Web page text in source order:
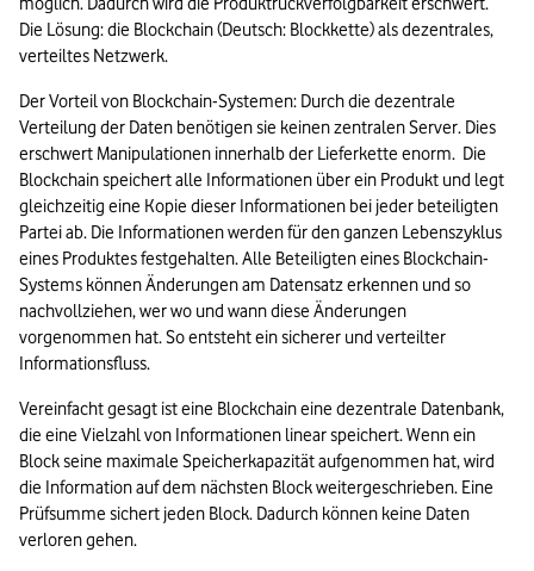
Die Lösung: die Blockchain (Deutsch: Blockkette) als dezentrales,
verteiltes Netzwerk.
Der Vorteil von Blockchain-Systemen: Durch die dezentrale
Verteilung der Daten benötigen sie keinen zentralen Server. Dies
erschwert Manipulationen innerhalb der Lieferkette enorm.  Die
Blockchain speichert alle Informationen über ein Produkt und legt
gleichzeitig eine Kopie dieser Informationen bei jeder beteiligten
Partei ab. Die Informationen werden für den ganzen Lebenszyklus
eines Produktes festgehalten. Alle Beteiligten eines Blockchain-
Systems können Änderungen am Datensatz erkennen und so
nachvollziehen, wer wo und wann diese Änderungen
vorgenommen hat. So entsteht ein sicherer und verteilter
Informationsfluss.
Vereinfacht gesagt ist eine Blockchain eine dezentrale Datenbank,
die eine Vielzahl von Informationen linear speichert. Wenn ein
Block seine maximale Speicherkapazität aufgenommen hat, wird
die Information auf dem nächsten Block weitergeschrieben. Eine
Prüfsumme sichert jeden Block. Dadurch können keine Daten
verloren gehen.